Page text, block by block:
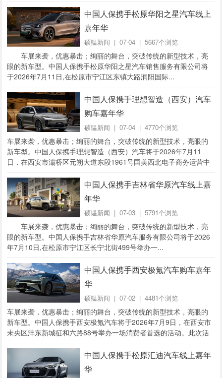
中国人保携手松原华阳之星汽车线上
嘉年华
硕韫新闻 | 07-04 | 5667个浏览
车展来袭，优惠暴击；绚丽的舞台，突破传统的新型技术，亮
眼的新车型。中国人保携手松原华阳之星汽车销售服务有限公司将
于2026年7月11日,在松原市宁江区东镇大路润阳国际...
中国人保携手理想智造（西安）汽车
购车嘉年华
硕韫新闻 | 07-04 | 4770个浏览
车展来袭，优惠暴击；绚丽的舞台，突破传统的新型技术，亮眼的
新车型。中国人保携手理想智造（西安）汽车将于2026年7月11
日，在西安市灞桥区元朔大道东段1961号国美西北电子商务运营中
中国人保携手吉林省华原汽车线上嘉
年华
硕韫新闻 | 07-03 | 5791个浏览
车展来袭，优惠暴击；绚丽的舞台，突破传统的新型技术，亮
眼的新车型。中国人保携手吉林省华原汽车服务有限公司将于2026
年7月10日,在松原市宁江区长宁北街499号举办一...
中国人保携手西安极氪汽车购车嘉年
华
硕韫新闻 | 07-02 | 4481个浏览
车展来袭，优惠暴击；绚丽的舞台，突破传统的新型技术，亮眼的
新车型。中国人保携手西安极氪汽车将于2026年7月9日，在西安市
未央区沣东新城征和六路88号举办一场消费者首选的活动。此次活
中国人保携手松原汇迪汽车线上嘉年
华